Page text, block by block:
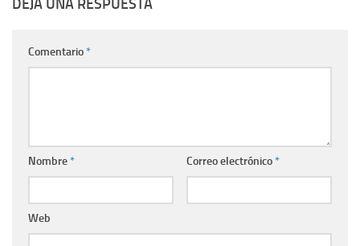
DEJA UNA RESPUESTA
Comentario*
Nombre* Correo electrónico*
Web